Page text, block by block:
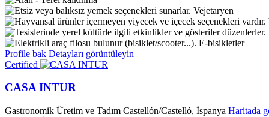
Vejetaryen
E-bisikletler
Profile bak Detayları görüntüleyin
Certified
CASA INTUR
Gastronomik Üretim ve Tadım Castellón/Castelló, İspanya Haritada